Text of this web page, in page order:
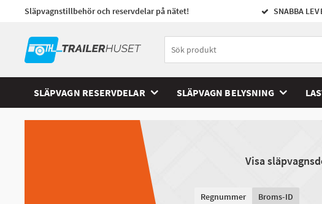
Släpvagnstillbehör och reservdelar på nätet! SNABBA
SLÄPVAGN RESERVDELAR SLÄPVAGN BELYSNING
Visa
Regnummer Broms-ID